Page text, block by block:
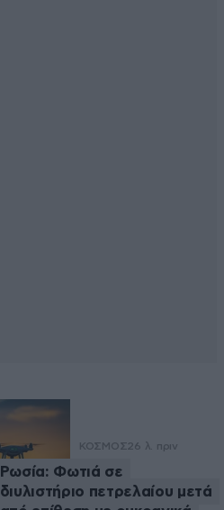
ΚΟΣΜΟΣ26 λ. πριν
Ρωσία: Φωτιά σε
διυλιστήριο πετρελαίου μετά